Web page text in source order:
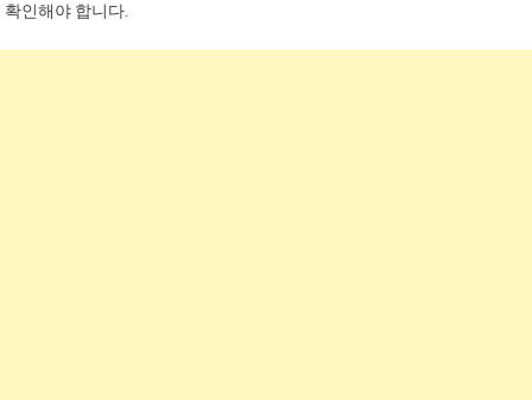
확인해야 합니다.